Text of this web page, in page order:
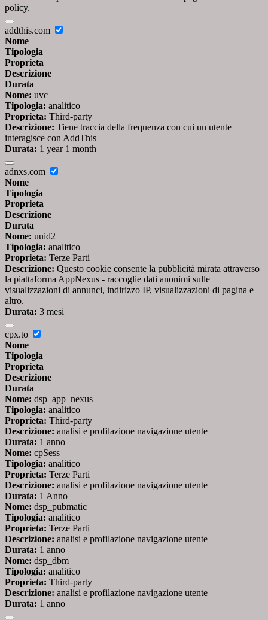
policy.
addthis.com
Nome
Tipologia
Proprieta
Descrizione
Durata
Nome: uvc
Tipologia: analitico
Proprieta: Third-party
Descrizione: Tiene traccia della frequenza con cui un utente
interagisce con AddThis
Durata: 1 year 1 month
adnxs.com
Nome
Tipologia
Proprieta
Descrizione
Durata
Nome: uuid2
Tipologia: analitico
Proprieta: Terze Parti
Descrizione: Questo cookie consente la pubblicità mirata attraverso
la piattaforma AppNexus - raccoglie dati anonimi sulle
visualizzazioni di annunci, indirizzo IP, visualizzazioni di pagina e
altro.
Durata: 3 mesi
cpx.to
Nome
Tipologia
Proprieta
Descrizione
Durata
Nome: dsp_app_nexus
Tipologia: analitico
Proprieta: Third-party
Descrizione: analisi e profilazione navigazione utente
Durata: 1 anno
Nome: cpSess
Tipologia: analitico
Proprieta: Terze Parti
Descrizione: analisi e profilazione navigazione utente
Durata: 1 Anno
Nome: dsp_pubmatic
Tipologia: analitico
Proprieta: Terze Parti
Descrizione: analisi e profilazione navigazione utente
Durata: 1 anno
Nome: dsp_dbm
Tipologia: analitico
Proprieta: Third-party
Descrizione: analisi e profilazione navigazione utente
Durata: 1 anno